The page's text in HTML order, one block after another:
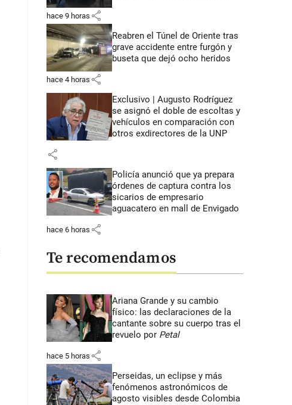
hace 9 horas share
Reabren el Túnel de Oriente tras
grave accidente entre furgón y
buseta que dejó ocho heridos
hace 4 horas share
Exclusivo | Augusto Rodríguez
se asignó el doble de escoltas y
vehículos en comparación con
otros exdirectores de la UNP
share
Policía anunció que ya prepara
órdenes de captura contra los
sicarios de empresario
aguacatero en mall de Envigado
hace 6 horas share
Te recomendamos
Ariana Grande y su cambio
físico: las declaraciones de la
cantante sobre su cuerpo tras el
revuelo por Petal
hace 5 horas share
Perseidas, un eclipse y más
fenómenos astronómicos de
agosto visibles desde Colombia